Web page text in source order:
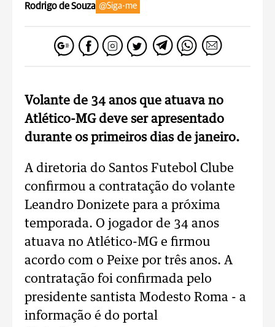
Rodrigo de Souza @Siga-me
Volante de 34 anos que atuava no
Atlético-MG deve ser apresentado
durante os primeiros dias de janeiro.
A diretoria do Santos Futebol Clube
confirmou a contratação do volante
Leandro Donizete para a próxima
temporada. O jogador de 34 anos
atuava no Atlético-MG e firmou
acordo com o Peixe por três anos. A
contratação foi confirmada pelo
presidente santista Modesto Roma - a
informação é do portal